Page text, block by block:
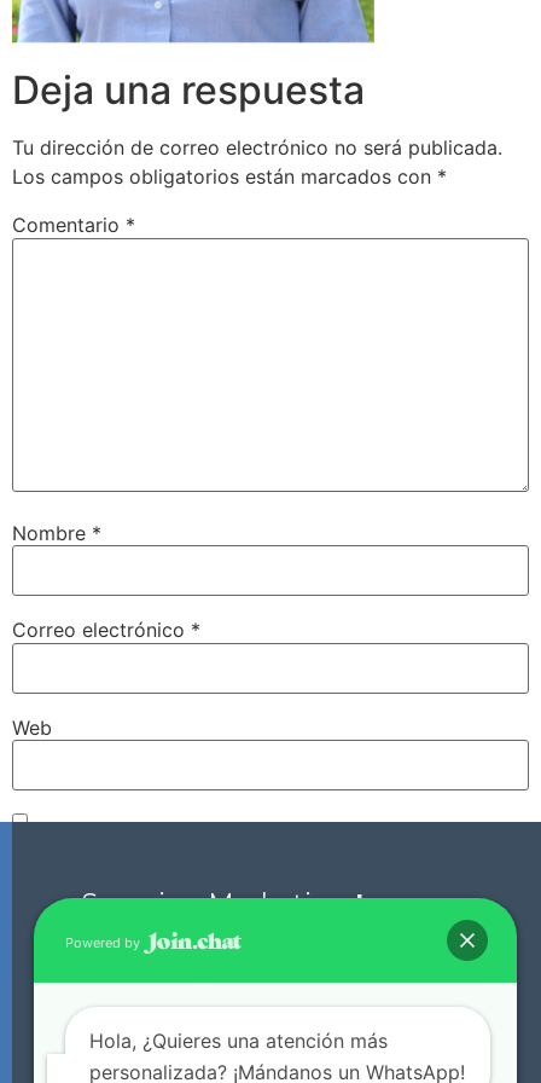
Deja una respuesta
Tu dirección de correo electrónico no será publicada.
Los campos obligatorios están marcados con *
Comentario *
Nombre *
Correo electrónico *
Web
Scorpion MarketingLaguna.
Oficinas en Lerdo, Dgo. y Torreón, Coah. (Da click
Powered by
Hola, ¿Quieres una atención más
personalizada? ¡Mándanos un WhatsApp!